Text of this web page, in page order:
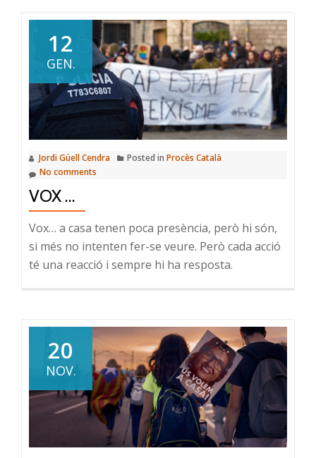
12
GEN.
Jordi Güell Cendra Posted in Procès Català
No comments
VOX …
Vox… a casa tenen poca presència, però hi són,
si més no intenten fer-se veure. Però cada acció
té una reacció i sempre hi ha resposta.
20
NOV.